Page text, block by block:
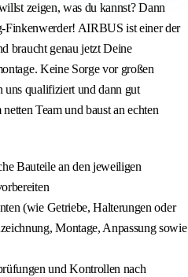
zeigen, was du kannst? Dann
AIRBUS ist einer der
braucht genau jetzt Deine
Keine Sorge vor großen
qualifiziert und dann gut
Team und baust an echten
Bauteile an den jeweiligen
(wie Getriebe, Halterungen oder
Montage, Anpassung sowie
und Kontrollen nach